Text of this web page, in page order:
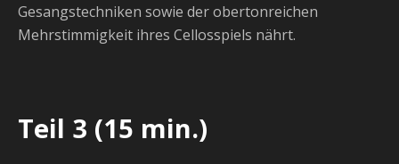
Gesangstechniken sowie der obertonreichen
Mehrstimmigkeit ihres Cellosspiels nährt.
Teil 3 (15 min.)